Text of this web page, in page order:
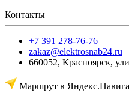
Контакты
+7 391 278-76-76
zakaz@elektrosnab24.ru
660052, Красноярск,
Маршрут в